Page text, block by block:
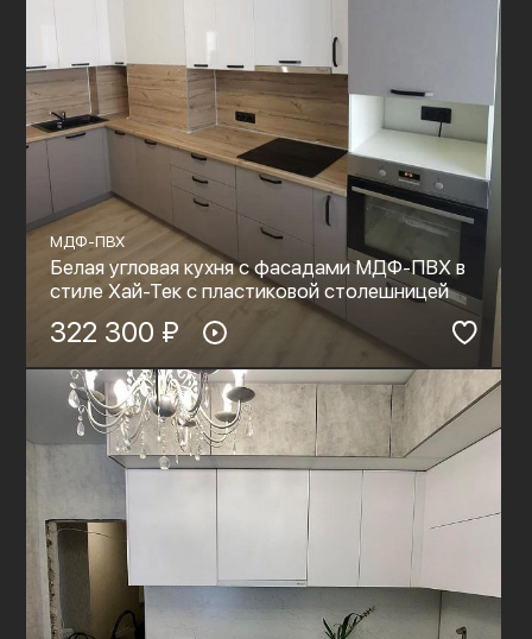
МДФ-ПВХ
Белая угловая кухня с фасадами МДФ-ПВХ в
стиле Хай-Тек с пластиковой столешницей
322 300 ₽